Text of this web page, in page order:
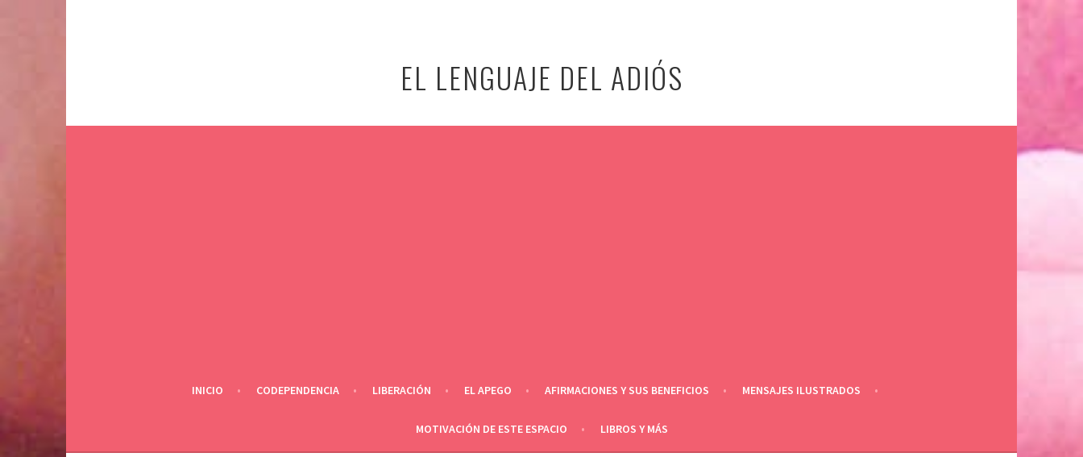
EL LENGUAJE DEL ADIÓS
INICIO CODEPENDENCIA LIBERACIÓN EL APEGO AFIRMACIONES Y SUS BENEFICIOS MENSAJES ILUSTRADOS
MOTIVACIÓN DE ESTE ESPACIO LIBROS Y MÁS